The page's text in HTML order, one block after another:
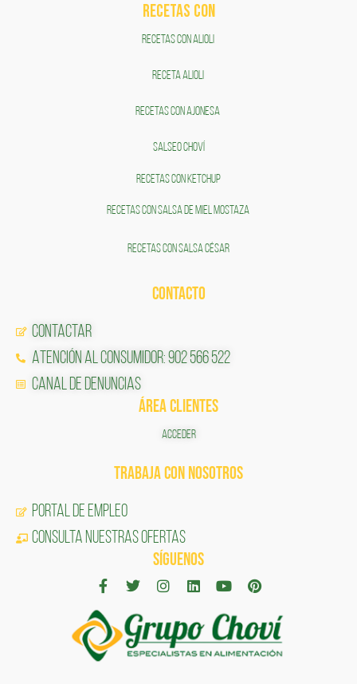
RECETAS COn
RECETAS CON ALIOLI
RECETA ALIOLI
RECETAS CON AJONESA
SALSEO CHOVÍ
RECETAS CON KETCHUP
RECETAS CON SALSA DE MIEL MOSTAZA
RECETAS CON SALSA CÉSAR
CONTACTO
Contactar
Atención al Consumidor: 902 566 522
Canal de Denuncias
ÁREA CLIENTES
ACCEDER
TRABAJA CON NOSOTROS
Portal de Empleo
CONSULTA NUESTRAS OFERTAS
SÍGUENOS